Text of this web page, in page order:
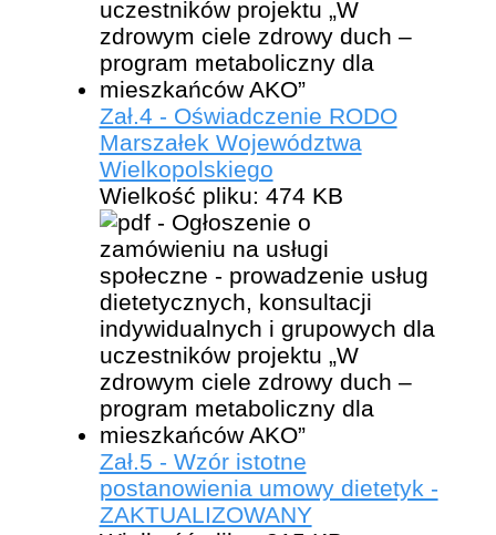
Zał.4 - Oświadczenie RODO
Marszałek Województwa
Wielkopolskiego
Wielkość pliku: 474 KB
Zał.5 - Wzór istotne
postanowienia umowy dietetyk -
ZAKTUALIZOWANY